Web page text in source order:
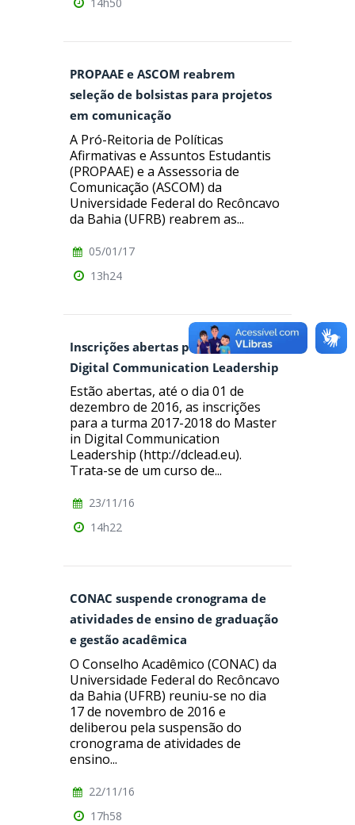
PROPAAE e ASCOM reabrem
seleção de bolsistas para projetos
em comunicação
A Pró-Reitoria de Políticas
Afirmativas e Assuntos Estudantis
(PROPAAE) e a Assessoria de
Comunicação (ASCOM) da
Universidade Federal do Recôncavo
da Bahia (UFRB) reabrem as...
05/01/17
13h24
Inscrições abertas para o Master in
Digital Communication Leadership
Estão abertas, até o dia 01 de
dezembro de 2016, as inscrições
para a turma 2017-2018 do Master
in Digital Communication
Leadership (http://dclead.eu).
Trata-se de um curso de...
23/11/16
14h22
CONAC suspende cronograma de
atividades de ensino de graduação
e gestão acadêmica
O Conselho Acadêmico (CONAC) da
Universidade Federal do Recôncavo
da Bahia (UFRB) reuniu-se no dia
17 de novembro de 2016 e
deliberou pela suspensão do
cronograma de atividades de
ensino...
22/11/16
17h58